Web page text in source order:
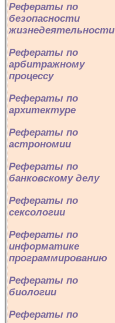
Рефераты по
безопасности
жизнедеятельности
Рефераты по
арбитражному
процессу
Рефераты по
архитектуре
Рефераты по
астрономии
Рефераты по
банковскому делу
Рефераты по
сексологии
Рефераты по
информатике
программированию
Рефераты по
биологии
Рефераты по